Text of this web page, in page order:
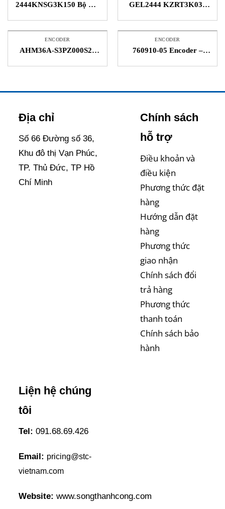
2444KNSG3K150 Bộ Mã
GEL2444 KZRT3K030
ENCODER
AHM36A-S3PZ000S21
ENCODER
760910-05 Encoder –
Địa chỉ
Số 66 Đường số 36,
Khu đô thị Vạn Phúc,
TP. Thủ Đức, TP Hồ
Chí Minh
Chính sách
hỗ trợ
Điều khoản và
điều kiện
Phương thức đặt
hàng
Hướng dẫn đặt
hàng
Phương thức
giao nhận
Chính sách đổi
trả hàng
Phương thức
thanh toán
Chính sách bảo
hành
Liện hệ chúng
tôi
Tel: 091.68.69.426
Email: pricing@stc-
vietnam.com
Website:www.songthanhcong.com